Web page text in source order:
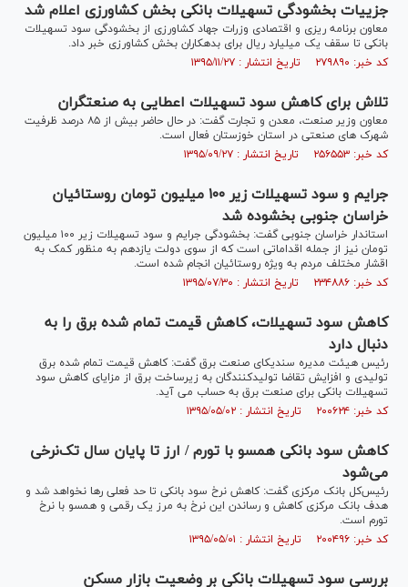
جزییات بخشودگی تسهیلات بانکی بخش کشاورزی اعلام شد
معاون برنامه ریزی و اقتصادی وزرات جهاد کشاورزی از بخشودگی سود تسهیلات
بانکی تا سقف یک میلیارد ریال برای بدهکاران بخش کشاورزی خبر داد.
کد خبر: ۲۷۹۸۹۰ تاریخ انتشار : ۱۳۹۵/۱۱/۲۷
تلاش برای کاهش سود تسهیلات اعطایی به صنعتگران
معاون وزیر صنعت، معدن و تجارت گفت: در حال حاضر بیش از ۸۵ درصد ظرفیت
شهرک های صنعتی در استان خوزستان فعال است.
کد خبر: ۲۵۶۵۵۳ تاریخ انتشار : ۱۳۹۵/۰۹/۲۷
جرایم و سود تسهیلات زیر ۱۰۰ میلیون تومان روستائیان
خراسان جنوبی بخشوده شد
استاندار خراسان جنوبی گفت: بخشودگی جرایم و سود تسهیلات زیر ۱۰۰ میلیون
تومان نیز از جمله اقداماتی است که از سوی دولت یازدهم به منظور کمک به
اقشار مختلف مردم به ویژه روستائیان انجام شده است.
کد خبر: ۲۳۴۸۸۶ تاریخ انتشار : ۱۳۹۵/۰۷/۳۰
کاهش سود تسهیلات، کاهش قیمت تمام شده برق را به
دنبال دارد
رئیس هیئت مدیره سندیکای صنعت برق گفت: کاهش قیمت تمام شده برق
تولیدی و افزایش تقاضا تولیدکنندگان به زیرساخت برق از مزایای کاهش سود
تسهیلات بانکی برای صنعت برق به حساب می آید.
کد خبر: ۲۰۰۶۲۴ تاریخ انتشار : ۱۳۹۵/۰۵/۰۲
کاهش سود بانکی همسو با تورم / ارز تا پایان سال تک‌نرخی
می‌شود
رئیس‌کل بانک مرکزی گفت: کاهش نرخ سود بانکی تا حد فعلی رها نخواهد شد و
هدف بانک مرکزی کاهش و رساندن این نرخ به مرز یک رقمی و همسو با نرخ
تورم است.
کد خبر: ۲۰۰۴۹۶ تاریخ انتشار : ۱۳۹۵/۰۵/۰۱
بررسی سود تسهیلات بانکی بر وضعیت بازار مسکن